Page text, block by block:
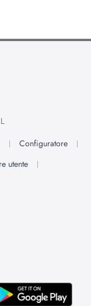
Configuratore
utente